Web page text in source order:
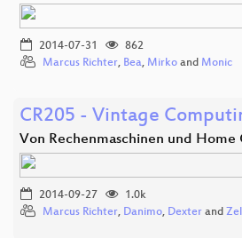
2014-07-31
862
Marcus Richter, Bea, Mirko and Monic
CR205 - Vintage
Von Rechenmaschinen und Home
2014-09-27
1.0k
Marcus Richter, Danimo, Dexter and